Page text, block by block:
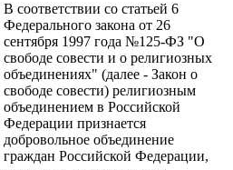
В соответствии со статьей 6
Федерального закона от 26
сентября 1997 года №125-ФЗ "О
свободе совести и о религиозных
объединениях" (далее - Закон о
свободе совести) религиозным
объединением в Российской
Федерации признается
добровольное объединение
граждан Российской Федерации,